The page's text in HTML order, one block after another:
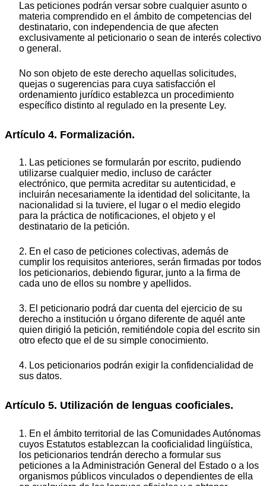
Las peticiones podrán versar sobre cualquier asunto o
materia comprendido en el ámbito de competencias del
destinatario, con independencia de que afecten
exclusivamente al peticionario o sean de interés colectivo
o general.
No son objeto de este derecho aquellas solicitudes,
quejas o sugerencias para cuya satisfacción el
ordenamiento jurídico establezca un procedimiento
específico distinto al regulado en la presente Ley.
Artículo 4. Formalización.
1. Las peticiones se formularán por escrito, pudiendo
utilizarse cualquier medio, incluso de carácter
electrónico, que permita acreditar su autenticidad, e
incluirán necesariamente la identidad del solicitante, la
nacionalidad si la tuviere, el lugar o el medio elegido
para la práctica de notificaciones, el objeto y el
destinatario de la petición.
2. En el caso de peticiones colectivas, además de
cumplir los requisitos anteriores, serán firmadas por todos
los peticionarios, debiendo figurar, junto a la firma de
cada uno de ellos su nombre y apellidos.
3. El peticionario podrá dar cuenta del ejercicio de su
derecho a institución u órgano diferente de aquél ante
quien dirigió la petición, remitiéndole copia del escrito sin
otro efecto que el de su simple conocimiento.
4. Los peticionarios podrán exigir la confidencialidad de
sus datos.
Artículo 5. Utilización de lenguas cooficiales.
1. En el ámbito territorial de las Comunidades Autónomas
cuyos Estatutos establezcan la cooficialidad lingüística,
los peticionarios tendrán derecho a formular sus
peticiones a la Administración General del Estado o a los
organismos públicos vinculados o dependientes de ella